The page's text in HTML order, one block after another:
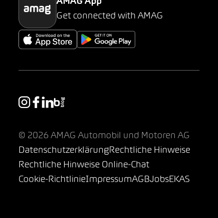
AMAG App
Get connected with AMAG
© 2026 AMAG Automobil und Motoren AG
DatenschutzerklärungRechtliche Hinweise
Rechtliche Hinweise Online-Chat
Cookie-RichtlinieImpressumAGBJobsEKAS